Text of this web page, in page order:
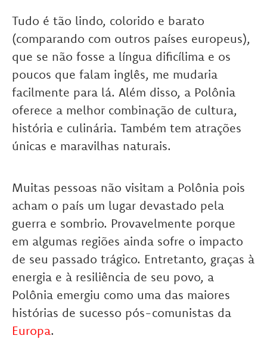
Tudo é tão lindo, colorido e barato
(comparando com outros países europeus),
que se não fosse a língua dificílima e os
poucos que falam inglês, me mudaria
facilmente para lá. Além disso, a Polônia
oferece a melhor combinação de cultura,
história e culinária. Também tem atrações
únicas e maravilhas naturais.
Muitas pessoas não visitam a Polônia pois
acham o país um lugar devastado pela
guerra e sombrio. Provavelmente porque
em algumas regiões ainda sofre o impacto
de seu passado trágico. Entretanto, graças à
energia e à resiliência de seu povo, a
Polônia emergiu como uma das maiores
histórias de sucesso pós-comunistas da
Europa.